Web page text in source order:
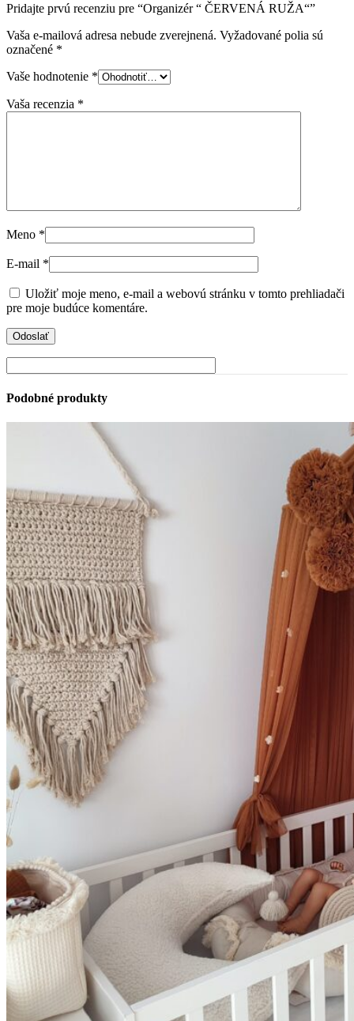
Pridajte prvú recenziu pre “Organizér “ ČERVENÁ RUŽA“”
Vaša e-mailová adresa nebude zverejnená. Vyžadované polia sú
označené *
Vaše hodnotenie *
Vaša recenzia *
Meno *
E-mail *
Uložiť moje meno, e-mail a webovú stránku v tomto prehliadači
pre moje budúce komentáre.
Podobné produkty